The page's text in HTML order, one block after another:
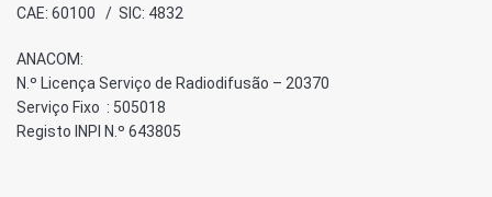
CAE: 60100 / SIC: 4832
ANACOM:
N.º Licença Serviço de Radiodifusão – 20370
Serviço Fixo : 505018
Registo INPI N.º 643805